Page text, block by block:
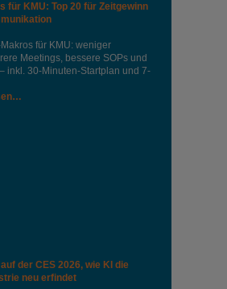
für KMU: Top 20 für Zeitgewinn
für KMU: weniger
Meetings, bessere SOPs und
inkl. 30-Minuten-Startplan und 7-
der CES 2026, wie KI die
neu erfindet